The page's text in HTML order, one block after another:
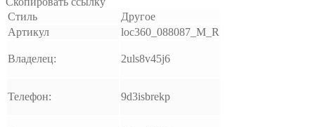
Стиль
Другое
Артикул
loc360_088087_M_R
Владелец: 2uls8v45j6
Телефон: 9d3isbrekp